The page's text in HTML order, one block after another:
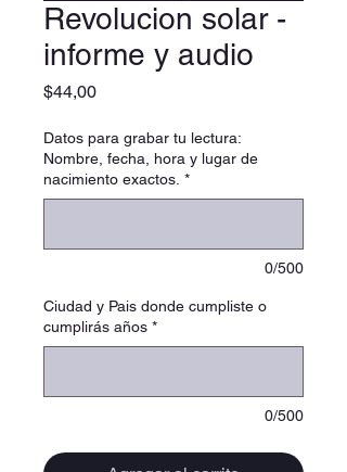
Revolucion solar -
informe y audio
$44,00Precio
Datos para grabar tu lectura:
Nombre, fecha, hora y lugar de
nacimiento exactos. *
0/500
Ciudad y Pais donde cumpliste o
cumplirás años *
0/500